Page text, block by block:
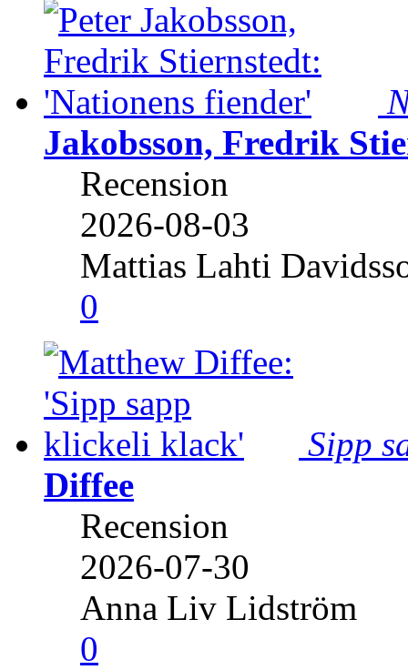
Jakobsson, Fredrik
Recension
2026-08-03
Mattias Lahti
0
Sipp
Diffee
Recension
2026-07-30
Anna Liv Lidström
0